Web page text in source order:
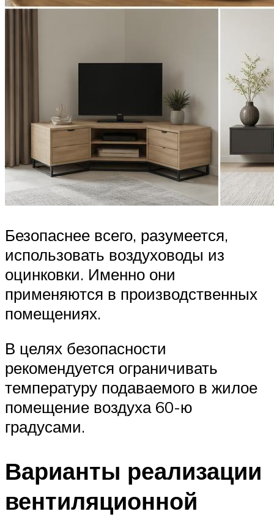
Безопаснее всего, разумеется,
использовать воздуховоды из
оцинковки. Именно они
применяются в производственных
помещениях.
В целях безопасности
рекомендуется ограничивать
температуру подаваемого в жилое
помещение воздуха 60-ю
градусами.
Варианты реализации
вентиляционной